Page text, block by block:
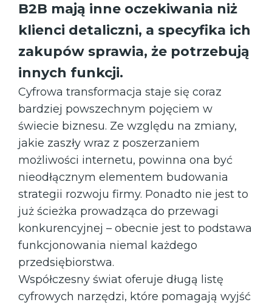
B2B mają inne oczekiwania niż
klienci detaliczni, a specyfika ich
zakupów sprawia, że potrzebują
innych funkcji.
Cyfrowa transformacja staje się coraz
bardziej powszechnym pojęciem w
świecie biznesu. Ze względu na zmiany,
jakie zaszły wraz z poszerzaniem
możliwości internetu, powinna ona być
nieodłącznym elementem budowania
strategii rozwoju firmy. Ponadto nie jest to
już ścieżka prowadząca do przewagi
konkurencyjnej – obecnie jest to podstawa
funkcjonowania niemal każdego
przedsiębiorstwa.
Współczesny świat oferuje długą listę
cyfrowych narzędzi, które pomagają wyjść